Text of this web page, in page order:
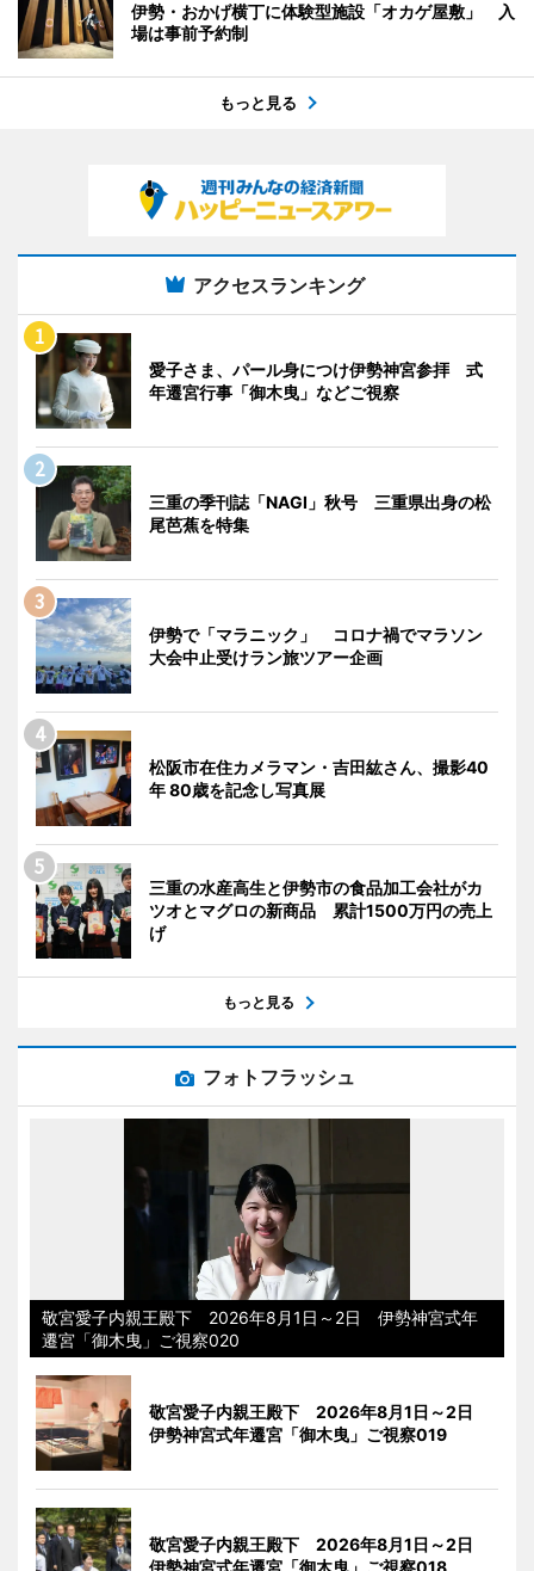
伊勢・おかげ横丁に体験型施設「オカゲ屋敷」 入
場は事前予約制
もっと見る
アクセスランキング
愛子さま、パール身につけ伊勢神宮参拝 式
年遷宮行事「御木曳」などご視察
三重の季刊誌「NAGI」秋号 三重県出身の松
尾芭蕉を特集
伊勢で「マラニック」 コロナ禍でマラソン
大会中止受けラン旅ツアー企画
松阪市在住カメラマン・吉田紘さん、撮影40
年 80歳を記念し写真展
三重の水産高生と伊勢市の食品加工会社がカ
ツオとマグロの新商品 累計1500万円の売上
げ
もっと見る
フォトフラッシュ
敬宮愛子内親王殿下 2026年8月1日～2日 伊勢神宮式年
遷宮「御木曳」ご視察020
敬宮愛子内親王殿下 2026年8月1日～2日
伊勢神宮式年遷宮「御木曳」ご視察019
敬宮愛子内親王殿下 2026年8月1日～2日